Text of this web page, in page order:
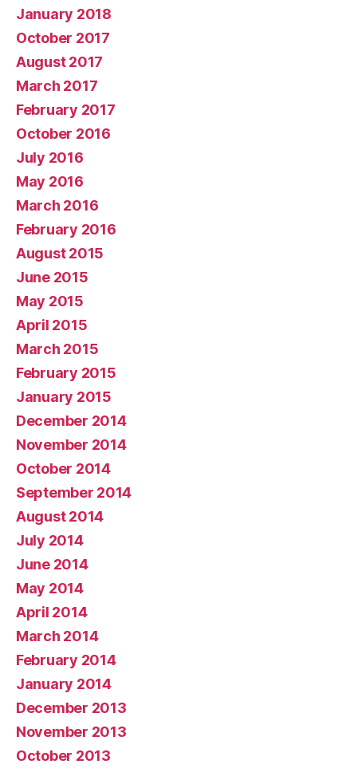
January 2018
October 2017
August 2017
March 2017
February 2017
October 2016
July 2016
May 2016
March 2016
February 2016
August 2015
June 2015
May 2015
April 2015
March 2015
February 2015
January 2015
December 2014
November 2014
October 2014
September 2014
August 2014
July 2014
June 2014
May 2014
April 2014
March 2014
February 2014
January 2014
December 2013
November 2013
October 2013